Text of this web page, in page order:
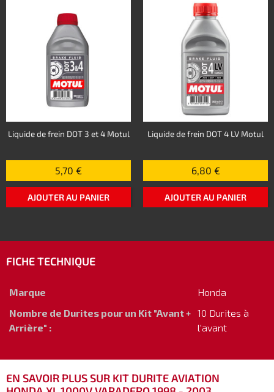
Liquide de frein DOT 3 et 4 Motul
5,70 €
AJOUTER AU PANIER
Liquide de frein DOT 4 LV Motul
6,80 €
AJOUTER AU PANIER
FICHE TECHNIQUE
Marque
Honda
Nombre de Durites pour un Kit "Avant +
Arrière" :
10 Durites à
l'avant
EN SAVOIR PLUS SUR KIT DURITE AVIATION